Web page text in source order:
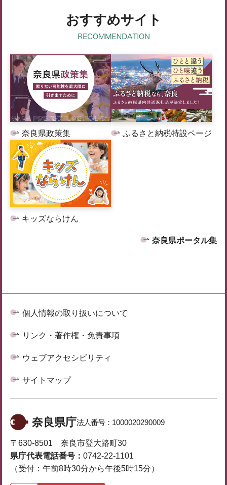
おすすめサイト
奈良県政策集 ふるさと納税特設ページ
キッズならけん
奈良県ポータル集
個人情報の取り扱いについて
リンク・著作権・免責事項
ウェブアクセシビリティ
サイトマップ
奈良県庁法人番号： 1000020290009
〒630-8501 奈良市登大路町30
県庁代表電話番号： 0742-22-1101
（受付：午前8時30分から午後5時15分）